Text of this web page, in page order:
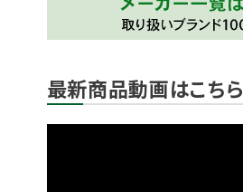
最新商品動画はこちら